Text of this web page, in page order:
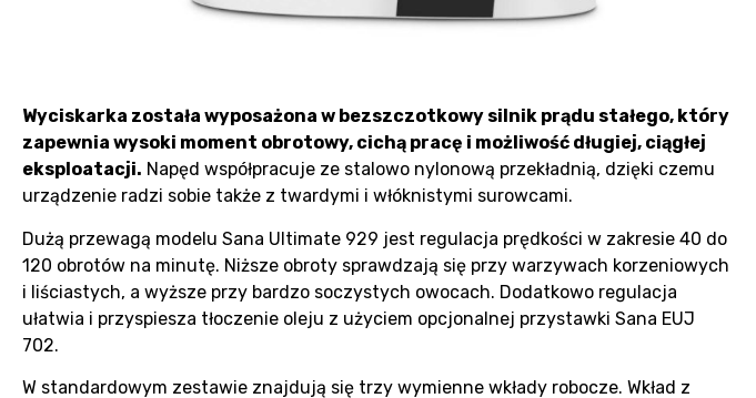
Wyciskarka została wyposażona w bezszczotkowy silnik prądu stałego, który
zapewnia wysoki moment obrotowy, cichą pracę i możliwość długiej, ciągłej
eksploatacji. Napęd współpracuje ze stalowo nylonową przekładnią, dzięki czemu
urządzenie radzi sobie także z twardymi i włóknistymi surowcami.
Dużą przewagą modelu Sana Ultimate 929 jest regulacja prędkości w zakresie 40 do
120 obrotów na minutę. Niższe obroty sprawdzają się przy warzywach korzeniowych
i liściastych, a wyższe przy bardzo soczystych owocach. Dodatkowo regulacja
ułatwia i przyspiesza tłoczenie oleju z użyciem opcjonalnej przystawki Sana EUJ
702.
W standardowym zestawie znajdują się trzy wymienne wkłady robocze. Wkład z